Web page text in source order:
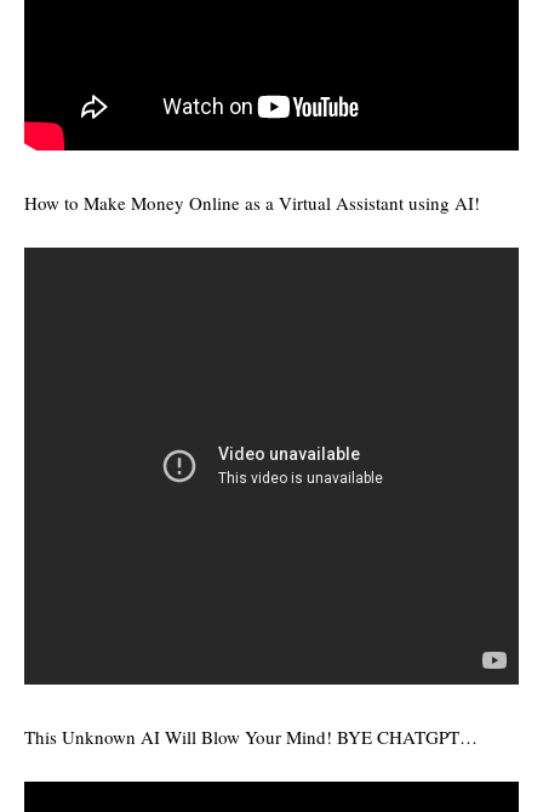
How to Make Money Online as a Virtual Assistant using AI!
This Unknown AI Will Blow Your Mind! BYE CHATGPT…